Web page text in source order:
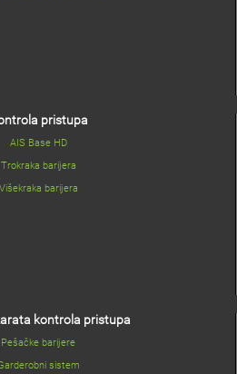
pristupa
AIS Base HD
Trokraka barijera
Višekraka barijera
kontrola pristupa
Pešačke barijere
sistem